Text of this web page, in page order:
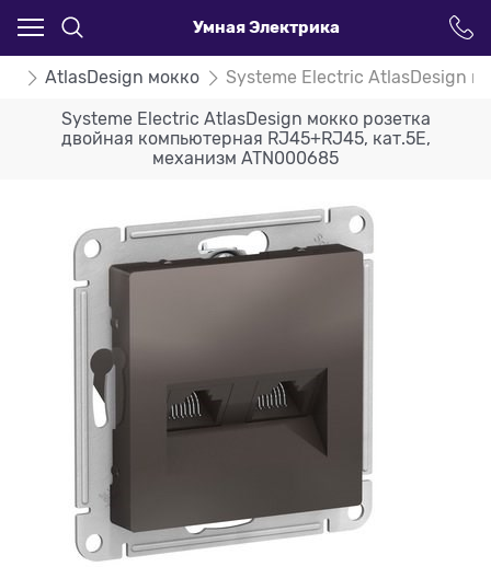
Умная Электрика
AtlasDesign мокко Systeme Electric AtlasDesign
Systeme Electric AtlasDesign мокко розетка
двойная компьютерная RJ45+RJ45, кат.5E,
механизм ATN000685